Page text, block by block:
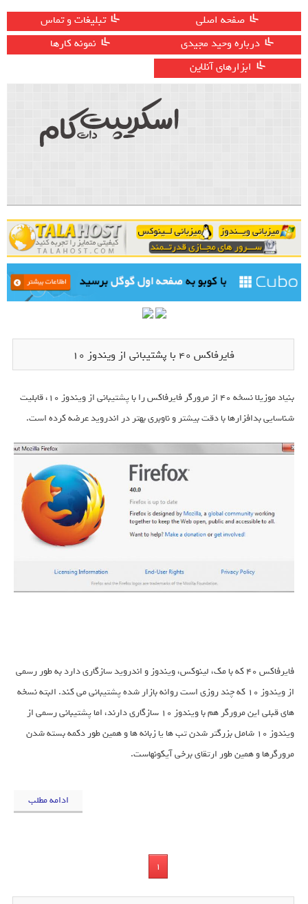
صفحه اصلی
تبلیغات و تماس
درباره وحید مجیدی
نمونه کارها
ابزارهای آنلاین
فایرفاکس 40 با پشتیبانی از ویندوز 10
بنیاد موزیلا نسخه 40 از مرورگر فایرفاکس را با پشتیبانی از ویندوز 10، قابلیت
شناسایی بدافزارها با دقت بیشتر و ناوبری بهتر در اندروید عرضه کرده است.
فایرفاکس 40 که با مک، لینوکس، ویندوز و اندروید سازگاری دارد به طور رسمی
از ویندوز 10 که چند روزی است روانه بازار شده پشتیبانی می کند. البته نسخه
های قبلی این مرورگر هم با ویندوز 10 سازگاری دارند، اما پشتیبانی رسمی از
ویندوز 10 شامل بزرگتر شدن تب ها یا زبانه ها و همین طور دکمه بسته شدن
مرورگرها و همین طور ارتقای برخی آیکونهاست.
ادامه مطلب
1